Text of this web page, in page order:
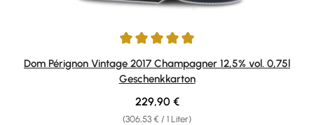
Durchschnittliche Bewertung von 5 von 5 Sternen
Dom Pérignon Vintage 2017 Champagner 12,5% vol. 0,75l
Geschenkkarton
(306,53 € / 1 Liter)
Regulärer Preis:
229,90 €